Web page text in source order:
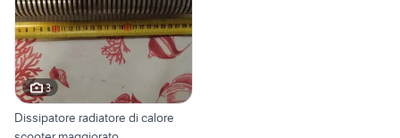
3
Dissipatore radiatore di calore